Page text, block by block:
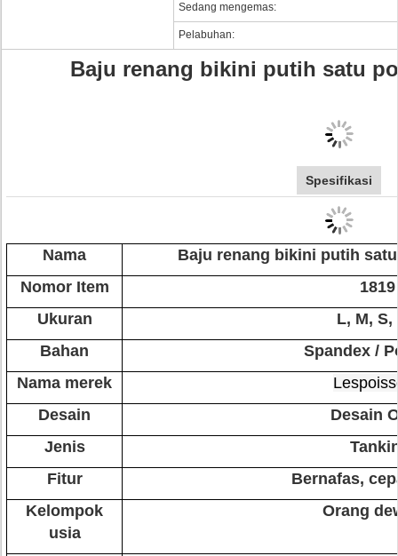
Sedang mengemas:
Pelabuhan:
Baju renang bikini putih satu
Spesifikasi
Nama
Baju renang bikini putih
Nomor Item
1819
Ukuran
L, M, S,
Bahan
Spandex /
Nama merek
Desain
Desain
Jenis
Fitur
Bernafas,
Kelompok
usia
Orang